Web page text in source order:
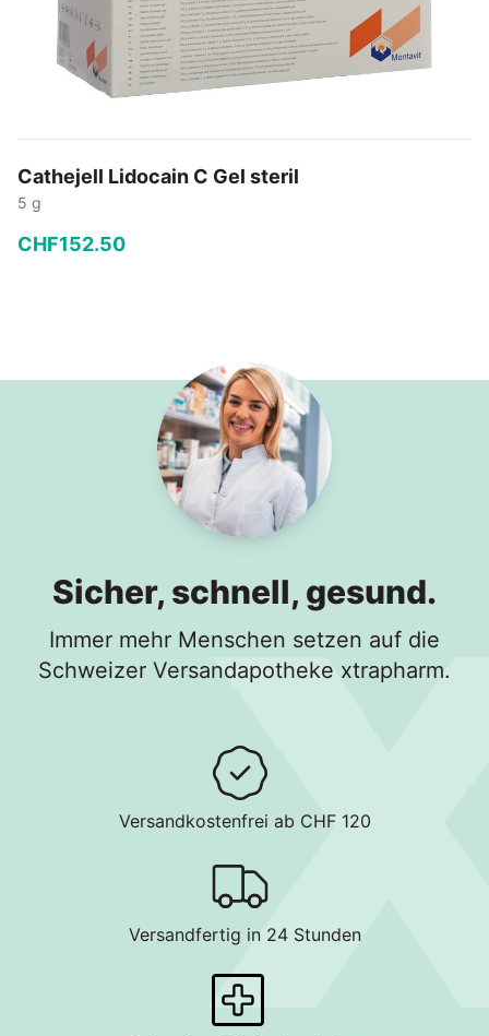
Cathejell Lidocain C Gel steril
5 g
CHF152.50
Sicher, schnell, gesund.
Immer mehr Menschen setzen auf die
Schweizer Versandapotheke xtrapharm.
Versandkostenfrei ab CHF 120
Versandfertig in 24 Stunden